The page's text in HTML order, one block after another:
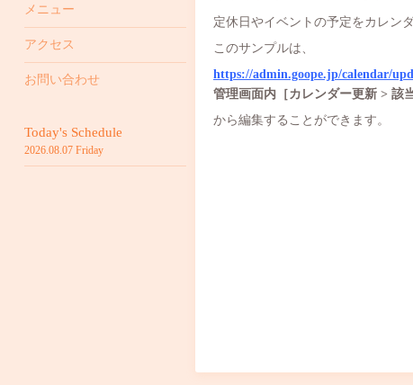
定休日やイベントの予定をカレン
このサンプルは、
https://admin.goope.jp/calendar/
管理画面内［カレンダー更新 > 該
から編集することができます。
メニュー
アクセス
お問い合わせ
Today's Schedule
2026.08.07 Friday